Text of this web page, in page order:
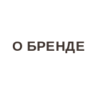
О БРЕНДЕ